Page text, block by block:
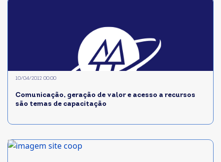
Comunicação, geração de valor e acesso a recursos
são temas de capacitação
10/04/2012 00:00